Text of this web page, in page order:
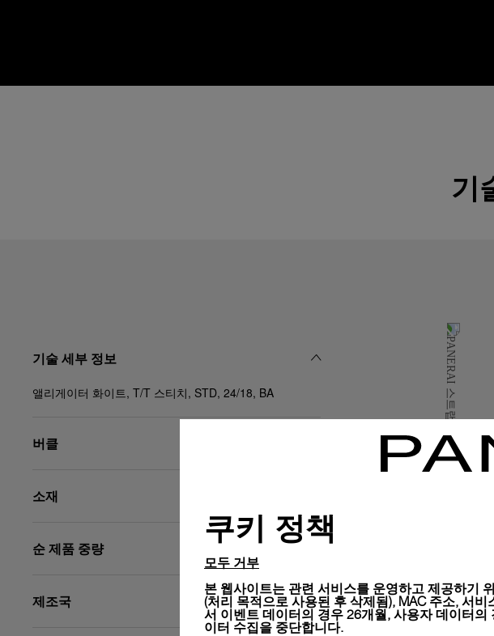
기
기술 세부 정보
앨리게이터 화이트, T/T 스티치, STD, 24/18, BA
버클
소재
순 제품 중량
제조국
쿠키 정책
모두 거부
본 웹사이트는 관련 서비스를 운영하고 제공하기
(처리 목적으로 사용된 후 삭제됨), MAC 주소, 서
서 이벤트 데이터의 경우 26개월, 사용자 데이터
이터 수집을 중단합니다.